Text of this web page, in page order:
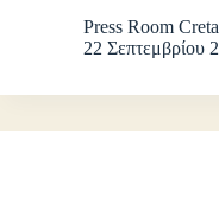
Press Room
22 Σεπτεμβρίου